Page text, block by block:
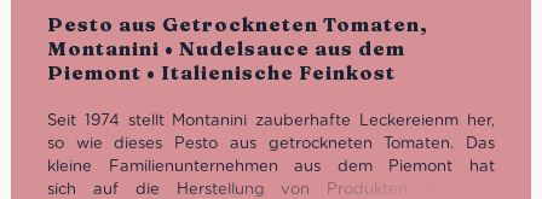
Pesto aus Getrockneten Tomaten,
Montanini • Nudelsauce aus dem
Piemont • Italienische Feinkost
Bewertet
Seit 1974 stellt Montanini zauberhafte Leckereienm her,
so wie dieses Pesto aus getrockneten Tomaten. Das
kleine Familienunternehmen aus dem Piemont hat
sich auf die Herstellung von Produkten aus der